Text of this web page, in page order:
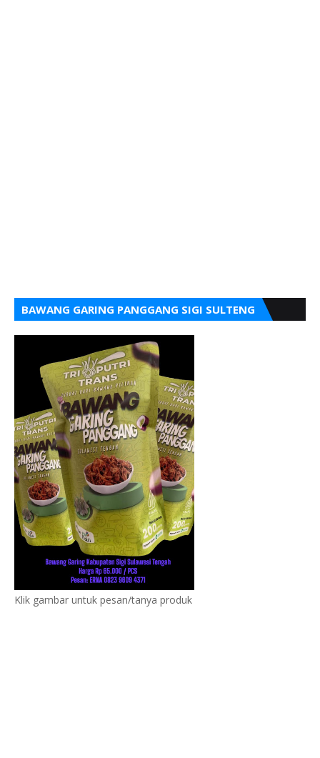
BAWANG GARING PANGGANG SIGI SULTENG
Klik gambar untuk pesan/tanya produk